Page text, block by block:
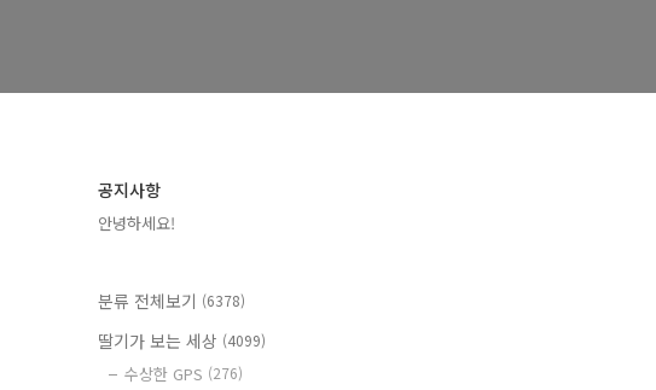
공지사항
안녕하세요!
분류 전체보기 (6378)
딸기가 보는 세상 (4099)
수상한 GPS (276)